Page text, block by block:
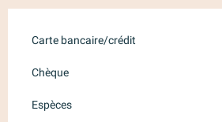
Carte bancaire/crédit
Chèque
Espèces